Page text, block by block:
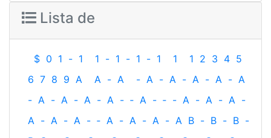
Lista de
$ 0 1 - 1 1 - 1 - 1 - 1 1 1 2 3 4 5
6 7 8 9 A A - A - A - A - A - A - A
- A - A - A - A - ‐ A - ‐ - A - A - A -
A - A - A - ‐ A - A - A - A B - B - B -